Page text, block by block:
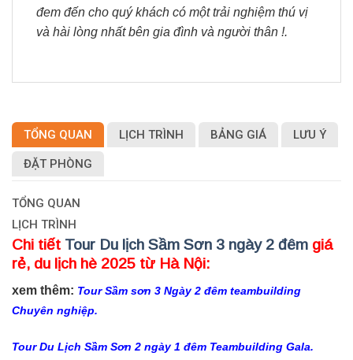
đem đến cho quý khách có một trải nghiệm thú vị
và hài lòng nhất bên gia đình và người thân !.
TỔNG QUAN LỊCH TRÌNH BẢNG GIÁ LƯU Ý
ĐẶT PHÒNG
TỔNG QUAN
LỊCH TRÌNH
Chi tiết Tour Du lịch Sầm Sơn 3 ngày 2 đêm giá
rẻ, du lịch hè 2025 từ Hà Nội:
xem thêm: Tour Sầm sơn 3 Ngày 2 đêm teambuilding
Chuyên nghiệp.
Tour Du Lịch Sầm Sơn 2 ngày 1 đêm Teambuilding Gala.